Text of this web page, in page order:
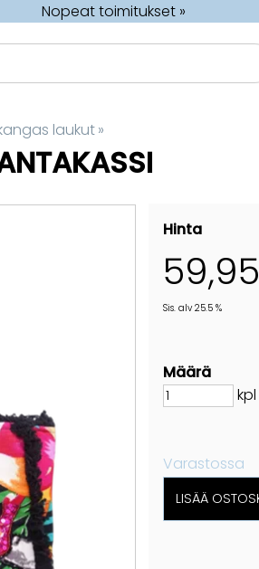
Nopeat toimitukset »
laukut‪»
Hinta
59,95
Sis. alv 25.5 %
Määrä
kpl
Varastossa